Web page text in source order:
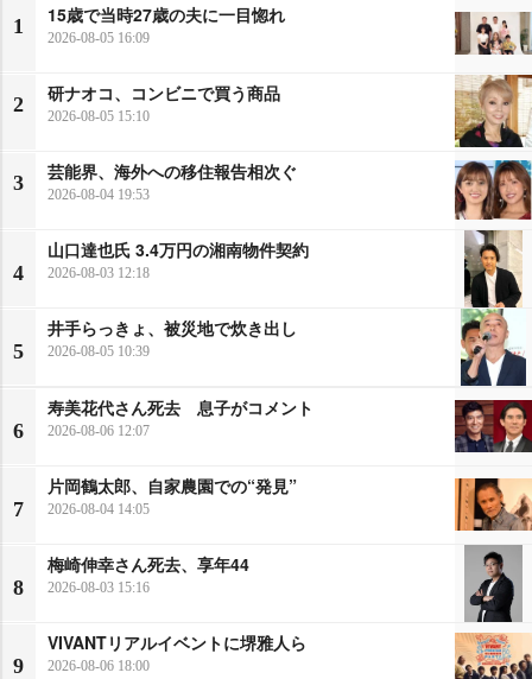
1
15歳で当時27歳の夫に一目惚れ
2026-08-05 16:09
2
研ナオコ、コンビニで買う商品
2026-08-05 15:10
3
芸能界、海外への移住報告相次ぐ
2026-08-04 19:53
4
山口達也氏 3.4万円の湘南物件契約
2026-08-03 12:18
5
井手らっきょ、被災地で炊き出し
2026-08-05 10:39
6
寿美花代さん死去 息子がコメント
2026-08-06 12:07
7
片岡鶴太郎、自家農園での“発見”
2026-08-04 14:05
8
梅崎伸幸さん死去、享年44
2026-08-03 15:16
9
VIVANTリアルイベントに堺雅人ら
2026-08-06 18:00